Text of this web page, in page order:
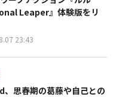
Leaper』体験版をリ
23:43
思春期の葛藤や自己との